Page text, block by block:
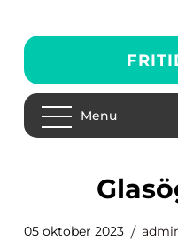
Menu
05 oktober 2023